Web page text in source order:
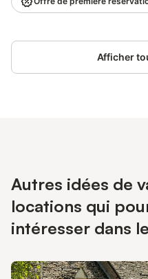
Vercel, en pleine campagne,
inclus dans le tarif. Sur
plateaux paysans pour le
supplément. Selon
Afficher
Autres idées de
locations qui
intéresser dans